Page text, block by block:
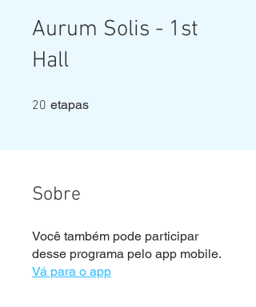
Aurum Solis - 1st
Hall
20 etapas
Sobre
Você também pode participar
desse programa pelo app mobile.
Vá para o app